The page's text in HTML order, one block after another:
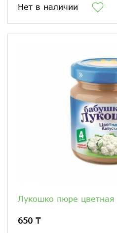
Нет в наличии
Лукошко пюре цветная
650 ₸